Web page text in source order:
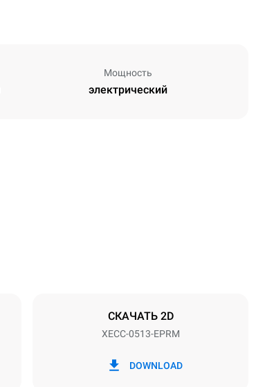
Мощность
электрический
СКАЧАТЬ 2D
XECC-0513-EPRM
DOWNLOAD